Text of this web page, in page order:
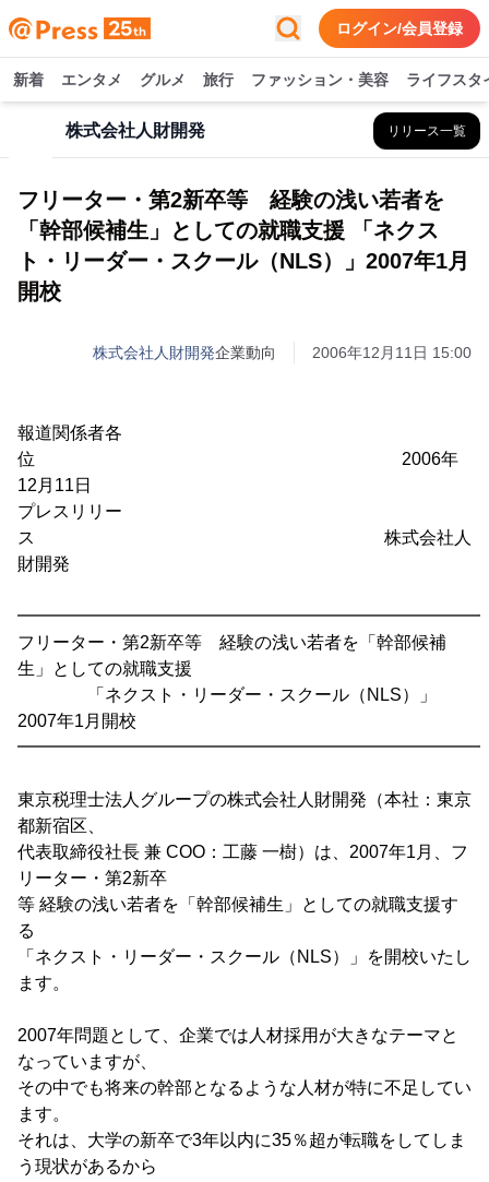
ログイン/会員登録
新着 エンタメ グルメ 旅行 ファッション・美容 ライフスタ
株式会社人財開発 リリース一覧
フリーター・第2新卒等 経験の浅い若者を
「幹部候補生」としての就職支援 「ネクス
ト・リーダー・スクール（NLS）」2007年1月
開校
株式会社人財開発企業動向 2006年12月11日 15:00
報道関係者各
位 2006年
12月11日
プレスリリー
ス 株式会社人
財開発
フリーター・第2新卒等 経験の浅い若者を「幹部候補
生」としての就職支援
「ネクスト・リーダー・スクール（NLS）」
2007年1月開校
東京税理士法人グループの株式会社人財開発（本社：東京
都新宿区、
代表取締役社長 兼 COO：工藤 一樹）は、2007年1月、フ
リーター・第2新卒
等 経験の浅い若者を「幹部候補生」としての就職支援す
る
「ネクスト・リーダー・スクール（NLS）」を開校いたし
ます。
2007年問題として、企業では人材採用が大きなテーマと
なっていますが、
その中でも将来の幹部となるような人材が特に不足してい
ます。
それは、大学の新卒で3年以内に35％超が転職をしてしま
う現状があるから